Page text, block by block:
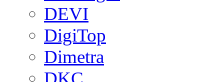
DEVI
DigiTop
Dimetra